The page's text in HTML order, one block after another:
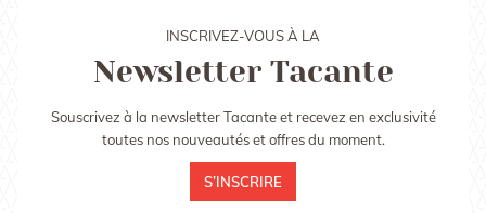
INSCRIVEZ-VOUS À LA
Newsletter Tacante
Souscrivez à la newsletter Tacante et recevez en exclusivité
toutes nos nouveautés et offres du moment.
S’INSCRIRE